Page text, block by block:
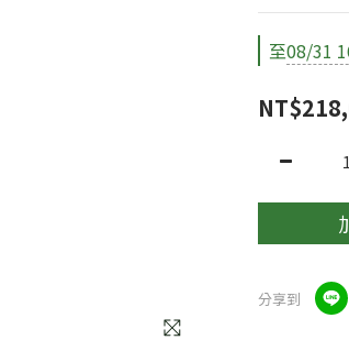
至08/31
分享到